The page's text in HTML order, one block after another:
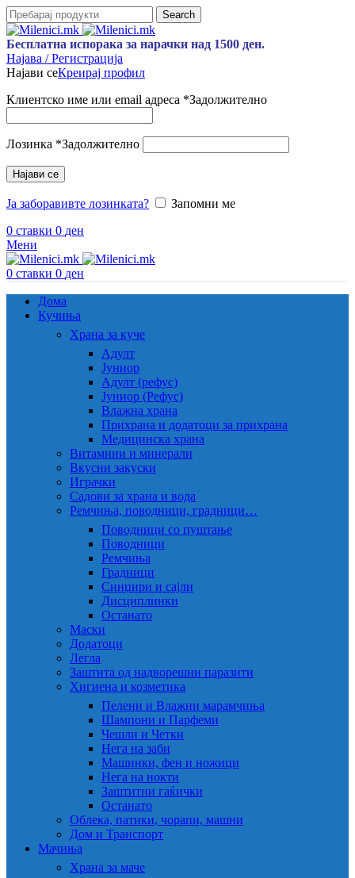
Search
Бесплатна испорака за нарачки над 1500 ден.
Најава / Регистрација
Најави сеКреирај профил
Клиентско име или email адреса *Задолжително
Лозинка *Задолжително
Најави се
Ја заборавивте лозинката?
Запомни ме
0 ставки 0 ден
Мени
0 ставки 0 ден
Дома
Кучиња
Храна за куче
Адулт
Јуниор
Адулт (рефус)
Јуниор (Рефус)
Влажна храна
Прихрана и додатоци за прихрана
Медицинска храна
Витамини и минерали
Вкусни закуски
Играчки
Садови за храна и вода
Ремчиња, поводници, градници…
Поводници со пуштање
Поводници
Ремчиња
Градници
Синџири и сајли
Дисциплинки
Останато
Маски
Додатоци
Легла
Заштита од надворешни паразити
Хигиена и козметика
Пелени и Влажни марамчиња
Шампони и Парфеми
Чешли и Четки
Нега на заби
Машинки, фен и ножици
Нега на нокти
Заштитни гаќички
Останато
Облека, патики, чорапи, машни
Дом и Транспорт
Мачиња
Храна за маче